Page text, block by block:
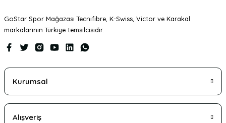
GoStar Spor Mağazası Tecnifibre, K-Swiss, Victor ve Karakal
markalarının Türkiye temsilcisidir.
Kurumsal
Alışveriş